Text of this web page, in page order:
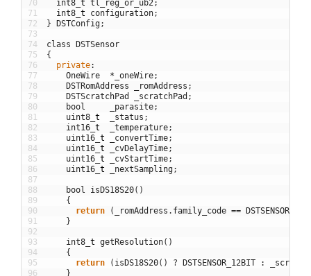
70
71
72
73
74
75
76
77
78
79
80
81
82
83
84
85
86
87
88
89
90
91
92
93
94
95
96
int8 t tl_reg_or_ub2 ;
int8 t configuration;
} DSTConfig;
class DSTSensor
{
private:
OneWire
* _oneWire;
DSTRomAddress
_romAddress ;
DSTScratchPad
_scratchPad ;
bool
_parasite;
uint8 t _status ;
int16 t _temperature;
uint16 t _convertTime;
uint16 t _cvDelayTime;
uint16 t _cvStartTime;
uint16 t _nextSampling;
bool isDS18S20( )
{
return
( _romAddress . family_code ==
}
int8 t getResolution( )
{
return
( isDS18S20( ) ? DSTSENSOR_12BIT :
}